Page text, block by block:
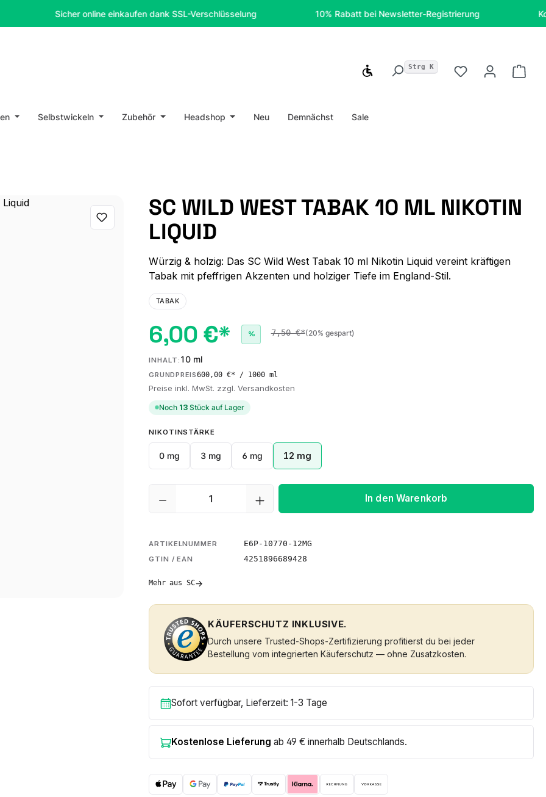
Sicher online einkaufen dank SSL-Verschlüsselung 10% Rabatt bei Newsletter-Registrierung
Werkzeugleiste anzeigen
Strg K Du hast 0
Selbstwickeln Zubehör Headshop Neu Demnächst Sale
SC WILD WEST TABAK 10 ML NIKOTIN
LIQUID
Würzig & holzig: Das SC Wild West Tabak 10 ml Nikotin Liquid vereint kräftigen
Tabak mit pfeffrigen Akzenten und holziger Tiefe im England-Stil.
TABAK
6,00 €* % 7,50 €*(20% gespart)
INHALT: 10 ml
GRUNDPREIS600,00 €* / 1000 ml
Preise inkl. MwSt. zzgl. Versandkosten
Noch 13 Stück auf Lager
NIKOTINSTÄRKE
0 mg 3 mg 6 mg 12 mg
Produkt Anzahl: Gib den gewünschten Wert ein oder
In den Warenkorb
ARTIKELNUMMER E6P-10770-12MG
GTIN / EAN 4251896689428
Mehr aus SC→
KÄUFERSCHUTZ INKLUSIVE.
Durch unsere Trusted-Shops-Zertifizierung profitierst du bei jeder
Bestellung vom integrierten Käuferschutz — ohne Zusatzkosten.
Sofort verfügbar, Lieferzeit: 1-3 Tage
Kostenlose Lieferung ab 49 € innerhalb Deutschlands.